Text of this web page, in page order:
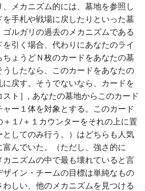
メカニズム的には、墓地を参照し
手札や戦場に戻したりといった墓
ルガリの過去のメカニズムである
引く場合、代わりにあなたのライ
ょうどＮ枚のカードをあなたの墓
したなら、このカードをあなたの
戻す。そうでないなら、カードを
ト］, あなたの墓地からこのカード
ー１体を対象とする。このカード
１/＋１カウンターをそれの上に置
としてのみ行う。）はどちらも人気
んでいた。（ただし、強さ的に
ニズムの中で最も壊れていると言
ザイン・チームの目標は単純なもの
しい、他のメカニズムを見つける